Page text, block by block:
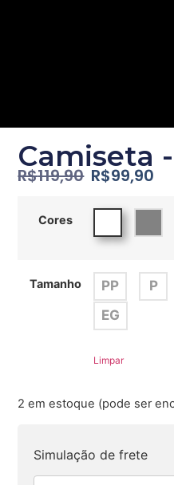
Camiseta
R$119,90 R$99,90
Cores
Tamanho PP P
EG
Limpar
2 em estoque (pode ser
Simulação de frete